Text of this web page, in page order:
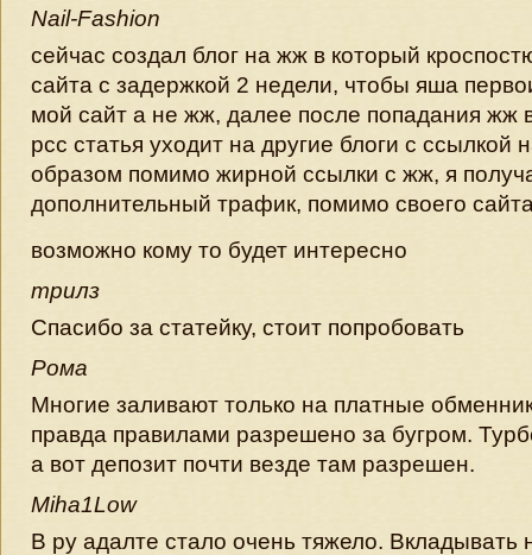
Nail-Fashion
сейчас создал блог на жж в который
сайта с задержкой 2 недели, чтобы яша
мой сайт а не жж, далее после попадания жж
рсс статья уходит на другие блоги с ссылкой
образом помимо жирной ссылки с жж, я
дополнительный трафик, помимо своего
возможно кому то будет интересно
трилз
Спасибо за статейку, стоит попробовать
Рома
Многие заливают только на платные
правда правилами разрешено за бугром.
а вот депозит почти везде там разрешен.
Miha1Low
В ру адалте стало очень тяжело. Вкладывать